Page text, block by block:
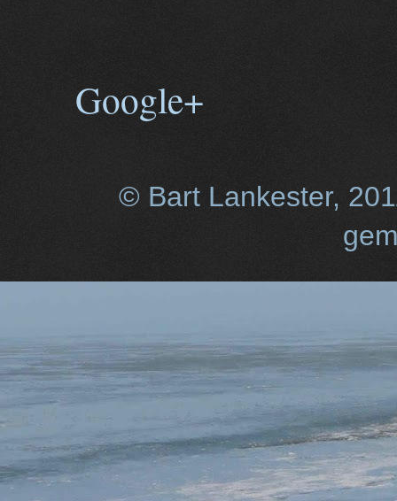
Google+
© Bart Lankester,